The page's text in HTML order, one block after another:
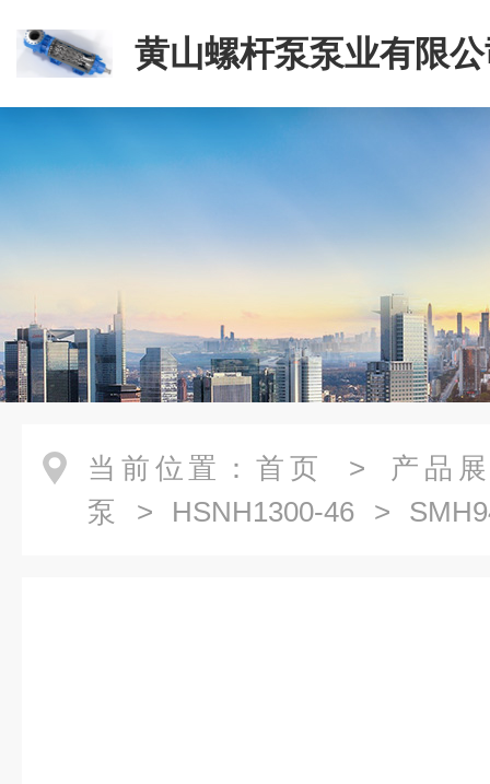
黄山螺杆泵泵业有限
当前位置： 首页 > 产品
泵 > HSNH1300-46 >